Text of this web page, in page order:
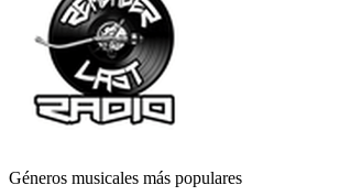
Géneros musicales más populares